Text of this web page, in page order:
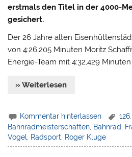
erstmals den Titel in der 4000-
gesichert.
Der 26 Jahre alten
von 4:26,205 Minuten Moritz
Energie-Team mit 4:32,429
» Weiterlesen
Kommentar hinterlassen
Bahnradmeisterschaften, Bahnrad,
Vogel, Radsport, Roger Kluge